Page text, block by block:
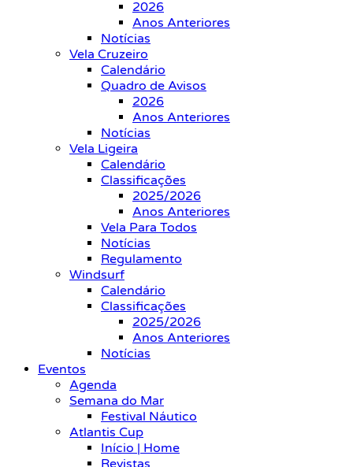
2026
Anos Anteriores
Notícias
Vela Cruzeiro
Calendário
Quadro de Avisos
2026
Anos Anteriores
Notícias
Vela Ligeira
Calendário
Classificações
2025/2026
Anos Anteriores
Vela Para Todos
Notícias
Regulamento
Windsurf
Calendário
Classificações
2025/2026
Anos Anteriores
Notícias
Eventos
Agenda
Semana do Mar
Festival Náutico
Atlantis Cup
Início | Home
Revistas